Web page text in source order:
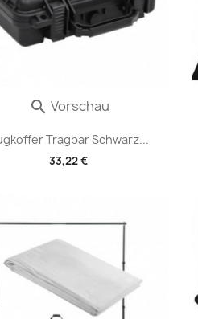
Tragbar Schwarz...
33,22 €
 Vorschau